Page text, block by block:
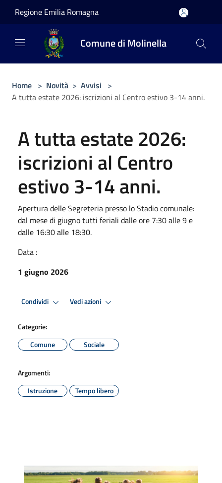
Regione Emilia Romagna
Comune di Molinella
Home > Novità > Avvisi >
A tutta estate 2026: iscrizioni al Centro estivo 3-14 anni.
A tutta estate 2026:
iscrizioni al Centro
estivo 3-14 anni.
Apertura delle Segreteria presso lo Stadio comunale:
dal mese di giugno tutti feriali dalle ore 7:30 alle 9 e
dalle 16:30 alle 18:30.
Data :
1 giugno 2026
Condividi Vedi azioni
Categorie:
Comune
Sociale
Argomenti:
Istruzione
Tempo libero